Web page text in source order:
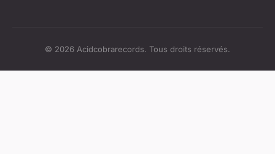
© 2026 Acidcobrarecords. Tous droits réservés.